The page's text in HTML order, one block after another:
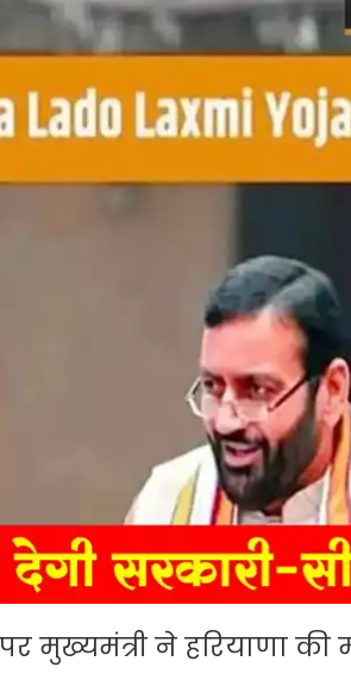
मुख्यमंत्री ने हरियाणा की